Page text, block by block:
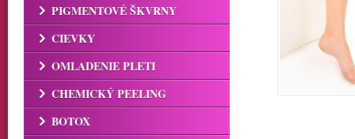
PIGMENTOVÉ ŠKVRNY
CIEVKY
OMLADENIE PLETI
CHEMICKÝ PEELING
BOTOX